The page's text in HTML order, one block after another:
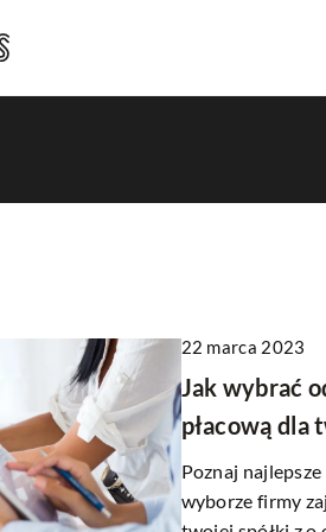
22 marca 2023
Jak wybrać
płacową dla
Poznaj
wyborze firmy
REKLAMA INTERNETOWA